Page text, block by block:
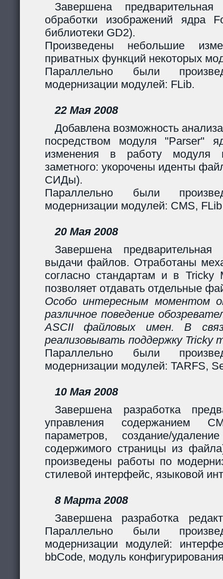
Завершена
обработки изображений ядра
библиотеки GD2).
Произведены небольшие
приватных функций некоторых
Параллельно были
модернизации модулей: FLib.
22 Мая 2008
Добавлена возможность
посредством модуля "Parser"
изменения в работу модуля
заметного: укорочены иденты
СИДы).
Параллельно были
модернизации модулей: CMS,
20 Мая 2008
Завершена предварительная
выдачи файлов. Отработаны
согласно стандартам и в Tricky
позволяет отдавать отдельные
Особо интересным моментом
различное поведение
ASCII файловых имен. В
реализовывать поддержку Tricky
Параллельно были
модернизации модулей: TARFS,
10 Мая 2008
Завершена разработка
управления содержанием
параметров, создание/
содержимого страницы из
произведены работы по
стилевой интерфейс, языковой
8 Марта 2008
Завершена разработка
Параллельно были
модернизации модулей:
bbCode, модуль